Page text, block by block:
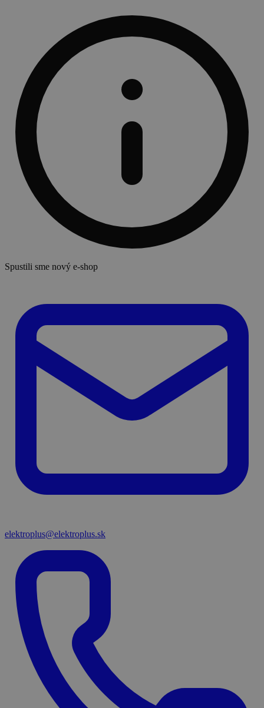
Spustili sme nový e-shop
elektroplus@elektroplus.sk